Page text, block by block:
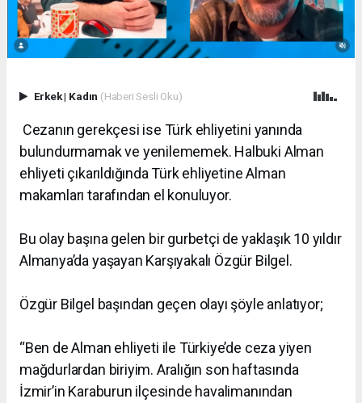
Erkek| Kadın (Haberi Sesli Oku)
Cezanın gerekçesi ise Türk ehliyetini yanında
bulundurmamak ve yenilememek. Halbuki Alman
ehliyeti çıkarıldığında Türk ehliyetine Alman
makamları tarafından el konuluyor.
Bu olay başına gelen bir gurbetçi de yaklaşık 10 yıldır
Almanya’da yaşayan Karşıyakalı Özgür Bilgel.
Özgür Bilgel başından geçen olayı şöyle anlatıyor;
“Ben de Alman ehliyeti ile Türkiye’de ceza yiyen
mağdurlardan biriyim. Aralığın son haftasında
İzmir’in Karaburun ilçesinde havalimanından